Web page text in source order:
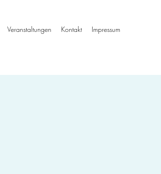
Veranstaltungen Kontakt Impressum